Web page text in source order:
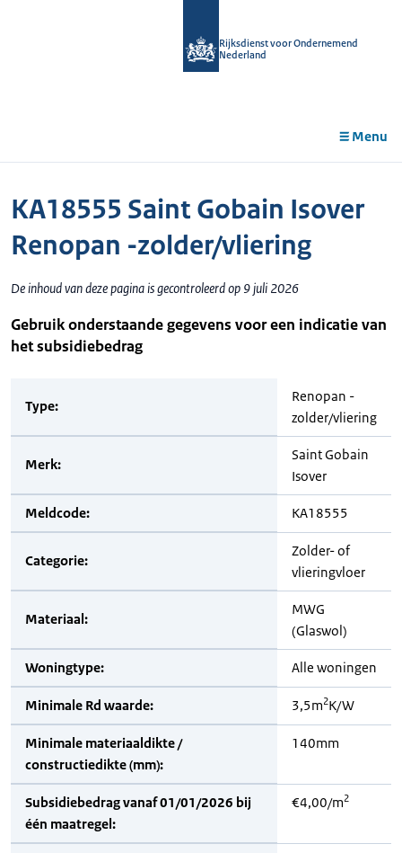
Rijksdienst voor Ondernemend
Nederland
Menu
KA18555 Saint Gobain Isover
Renopan -zolder/vliering
De inhoud van deze pagina is gecontroleerd op 9 juli 2026
Gebruik onderstaande gegevens voor een indicatie van
het subsidiebedrag
Type:
Renopan -
zolder/vliering
Merk:
Saint Gobain
Isover
Meldcode: KA18555
Categorie:
Zolder- of
vlieringvloer
Materiaal:
MWG
(Glaswol)
Woningtype: Alle woningen
Minimale Rd waarde: 3,5m2K/W
Minimale materiaaldikte /
constructiedikte (mm):
140mm
Subsidiebedrag vanaf 01/01/2026 bij
één maatregel:
€4,00/m2